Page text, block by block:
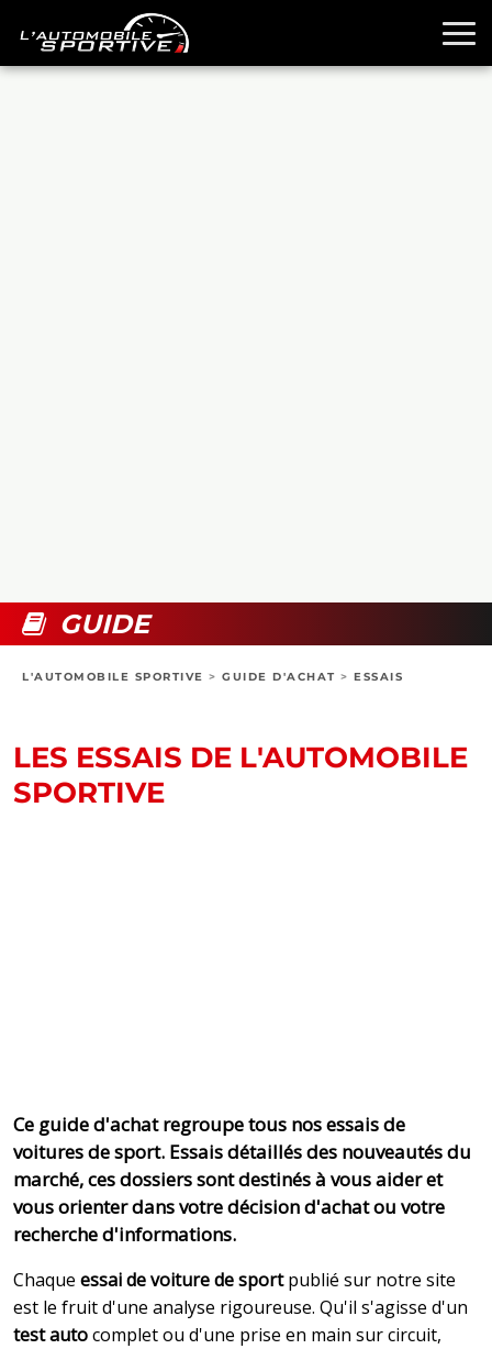
BOUTIQUE
GUIDE
L'AUTOMOBILE SPORTIVE > GUIDE D'ACHAT > ESSAIS
LES ESSAIS DE L'AUTOMOBILE
SPORTIVE
Ce guide d'achat regroupe tous nos essais de
voitures de sport. Essais détaillés des nouveautés du
marché, ces dossiers sont destinés à vous aider et
vous orienter dans votre décision d'achat ou votre
recherche d'informations.
Chaque essai de voiture de sportpublié sur notre site
est le fruit d'une analyse rigoureuse. Qu'il s'agisse d'un
test autocomplet ou d'une prise en main sur circuit,